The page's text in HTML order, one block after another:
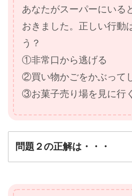
防災先生
あなたがスーパーにいる
おきました。正しい行動
う？
①非常口から逃げる
②買い物かごをかぶって
③お菓子売り場を見に行く
問題２の正解は・・・